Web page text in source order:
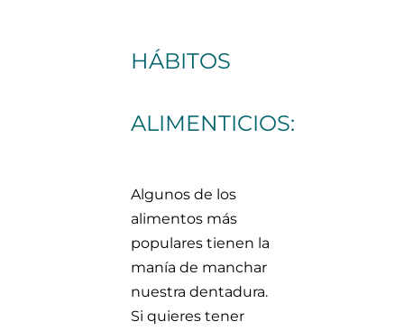
HÁBITOS
ALIMENTICIOS:
Algunos de los
alimentos más
populares tienen la
manía de manchar
nuestra dentadura.
Si quieres tener